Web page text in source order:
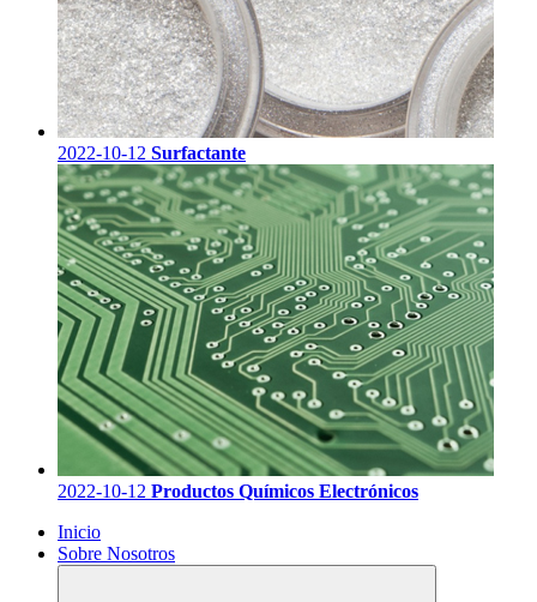
2022-10-12 Surfactante
2022-10-12 Productos Químicos Electrónicos
Inicio
Sobre Nosotros